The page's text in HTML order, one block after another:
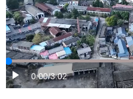
访谈 视频
法律 中央文件
食品 人居
学术中国 乡村振兴
0:00/3:02